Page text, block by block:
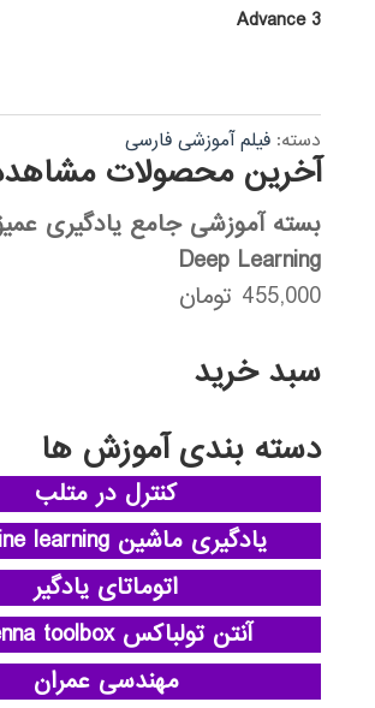
Advance 3
دسته: فیلم آموزشی فارسی
آخرین محصولات
بسته آموزشی جامع یادگیری
Deep Learning
455,000 تومان
سبد خرید
دسته بندی آموزش ها
کنترل در متلب
یادگیری ماشین machine learning
اتوماتای یادگیر
آنتن تولباکس antenna toolbox
مهندسی عمران